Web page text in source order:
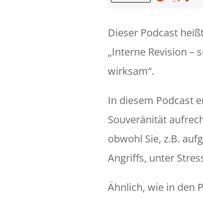
Dieser Podcast
„Interne Revision –
wirksam“.
In diesem Podcast
Souveränität
obwohl Sie, z.B.
Angriffs, unter
Ähnlich, wie in den